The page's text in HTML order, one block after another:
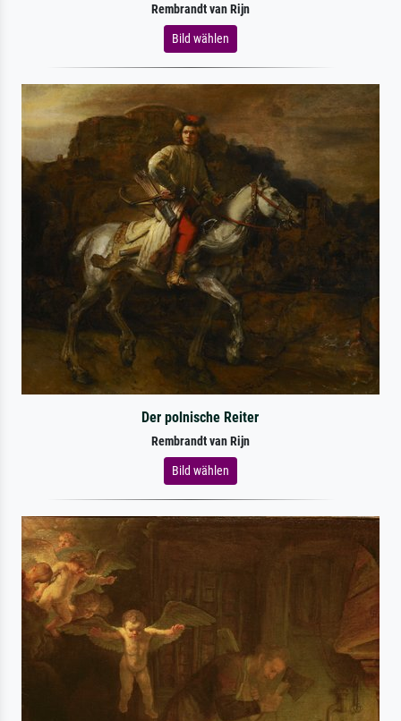
Rembrandt van Rijn
Bild wählen
Der polnische Reiter
Rembrandt van Rijn
Bild wählen